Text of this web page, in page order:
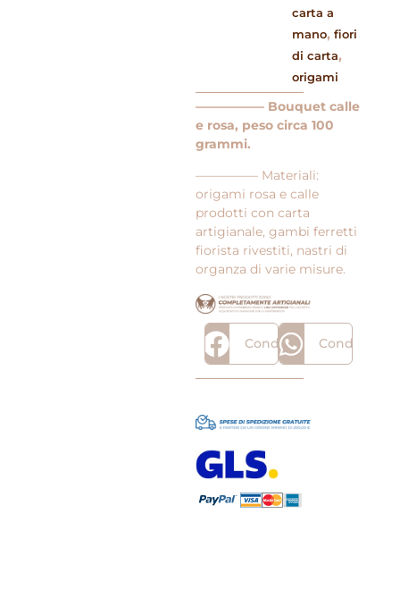
carta a
mano, fiori
di carta,
origami
—————– Bouquet calle
e rosa, peso circa 100
grammi.
————— Materiali:
origami rosa e calle
prodotti con carta
artigianale, gambi ferretti
fiorista rivestiti, nastri di
organza di varie misure.
Condividi Condividi